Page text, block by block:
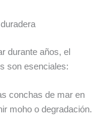
durante años, el
son esenciales:
conchas de mar en
moho o degradación.